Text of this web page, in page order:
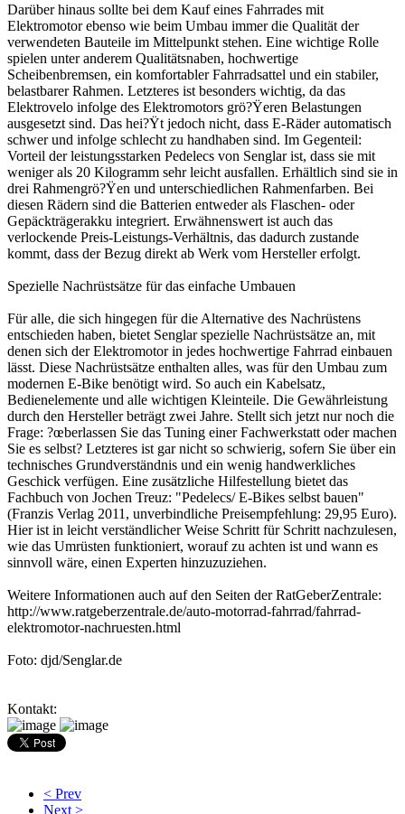
Darüber hinaus sollte bei dem Kauf eines Fahrrades mit
Elektromotor ebenso wie beim Umbau immer die Qualität der
verwendeten Bauteile im Mittelpunkt stehen. Eine wichtige Rolle
spielen unter anderem Qualitätsnaben, hochwertige
Scheibenbremsen, ein komfortabler Fahrradsattel und ein stabiler,
belastbarer Rahmen. Letzteres ist besonders wichtig, da das
Elektrovelo infolge des Elektromotors grö?Ÿeren Belastungen
ausgesetzt sind. Das hei?Ÿt jedoch nicht, dass E-Räder automatisch
schwer und infolge schlecht zu handhaben sind. Im Gegenteil:
Vorteil der leistungsstarken Pedelecs von Senglar ist, dass sie mit
weniger als 20 Kilogramm sehr leicht ausfallen. Erhältlich sind sie in
drei Rahmengrö?Ÿen und unterschiedlichen Rahmenfarben. Bei
diesen Rädern sind die Batterien entweder als Flaschen- oder
Gepäckträgerakku integriert. Erwähnenswert ist auch das
verlockende Preis-Leistungs-Verhältnis, das dadurch zustande
kommt, dass der Bezug direkt ab Werk vom Hersteller erfolgt.
Spezielle Nachrüstsätze für das einfache Umbauen
Für alle, die sich hingegen für die Alternative des Nachrüstens
entschieden haben, bietet Senglar spezielle Nachrüstsätze an, mit
denen sich der Elektromotor in jedes hochwertige Fahrrad einbauen
lässt. Diese Nachrüstsätze enthalten alles, was für den Umbau zum
modernen E-Bike benötigt wird. So auch ein Kabelsatz,
Bedienelemente und alle wichtigen Kleinteile. Die Gewährleistung
durch den Hersteller beträgt zwei Jahre. Stellt sich jetzt nur noch die
Frage: ?œberlassen Sie das Tuning einer Fachwerkstatt oder machen
Sie es selbst? Letzteres ist gar nicht so schwierig, sofern Sie über ein
technisches Grundverständnis und ein wenig handwerkliches
Geschick verfügen. Eine zusätzliche Hilfestellung bietet das
Fachbuch von Jochen Treuz: "Pedelecs/ E-Bikes selbst bauen"
(Franzis Verlag 2011, unverbindliche Preisempfehlung: 29,95 Euro).
Hier ist in leicht verständlicher Weise Schritt für Schritt nachzulesen,
wie das Umrüsten funktioniert, worauf zu achten ist und wann es
sinnvoll wäre, einen Experten hinzuzuziehen.
Weitere Informationen auch auf den Seiten der RatGeberZentrale:
http://www.ratgeberzentrale.de/auto-motorrad-fahrrad/fahrrad-
elektromotor-nachruesten.html
Foto: djd/Senglar.de
Kontakt:
< Prev
Next >